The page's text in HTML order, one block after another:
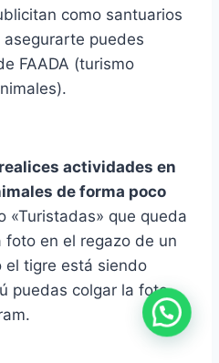
como santuarios
puedes
FAADA (turismo
actividades en
de forma poco
«Turistadas» que queda
foto en el regazo de un
el tigre está siendo
puedas colgar la foto